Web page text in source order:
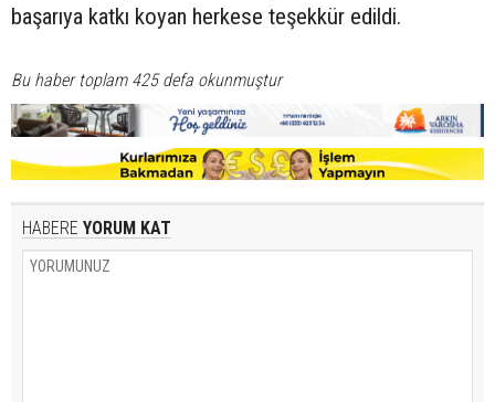
başarıya katkı koyan herkese teşekkür edildi.
Bu haber toplam 425 defa okunmuştur
HABERE YORUM KAT